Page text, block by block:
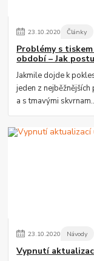
23.10.2020 Články
Problémy s
období – Jak
Jakmile dojde k
jeden z
a s tmavými
23.10.2020 Návody
Vypnutí